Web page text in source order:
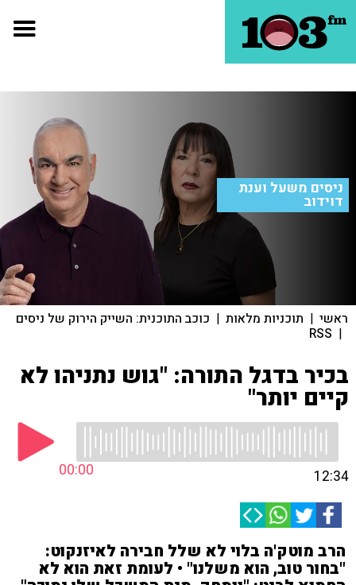
ניסים משעל וענת
דוידוב
ראשי | תוכניות מלאות | כוכב התוכנית: השייק הירוק של ניסים
|
RSS
בכיר בדגל התורה: "גוש נתניהו לא
קיים יותר"
00:00 12:34
הרב מוטק'ה בלוי לא שלל חבירה לאיזנקוט:
"בחור טוב, הוא משלנו" • לעומת זאת הוא לא